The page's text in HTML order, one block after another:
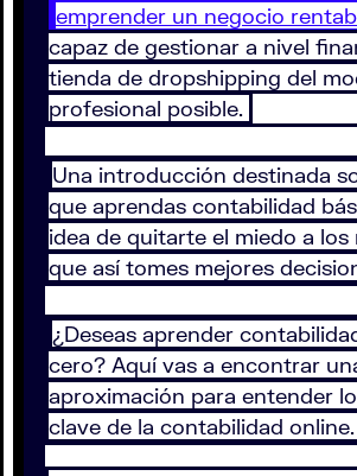
emprender un negocio
capaz de gestionar a nivel
tienda de dropshipping del
profesional posible.
Una introducción destinada
que aprendas contabilidad
idea de quitarte el miedo a los
que así tomes mejores
¿Deseas aprender
cero? Aquí vas a encontrar
aproximación para entender
clave de la contabilidad online.